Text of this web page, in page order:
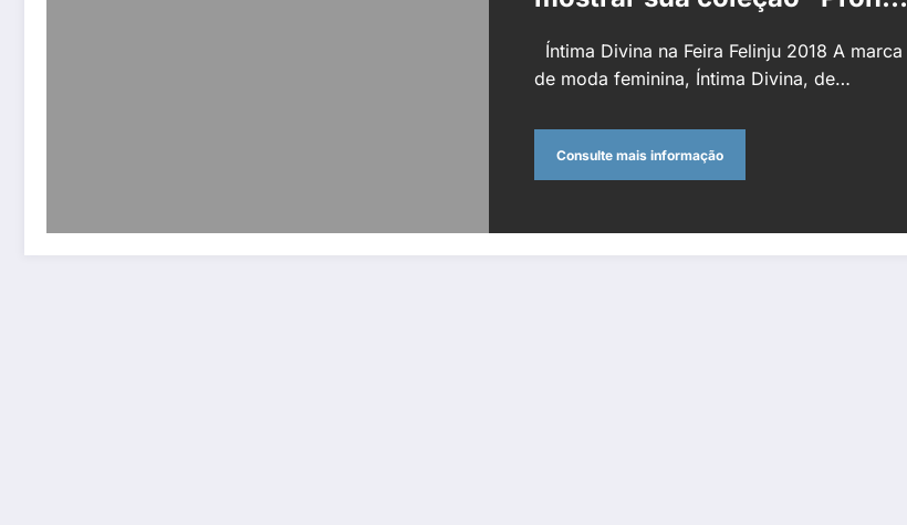
para o sim"
Íntima Divina na Feira Felinju 2018 A marca
de moda feminina, Íntima Divina, de…
Consulte mais informação